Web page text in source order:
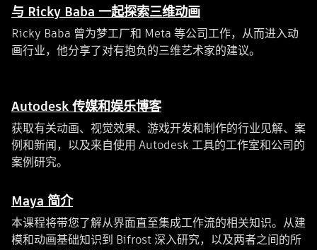
与 Ricky Baba 一起探索三维动画
Ricky Baba 曾为梦工厂和 Meta 等公司工作，从而进入动
画行业，他分享了对有抱负的三维艺术家的建议。
Autodesk 传媒和娱乐博客
获取有关动画、视觉效果、游戏开发和制作的行业见解、案
例和新闻，以及来自使用 Autodesk 工具的工作室和公司的
案例研究。
Maya 简介
本课程将带您了解从界面直至集成工作流的相关知识。从建
模和动画基础知识到 Bifrost 深入研究，以及两者之间的所